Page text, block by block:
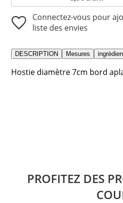
Connectez-vous pour
liste des envies
DESCRIPTION Mesures
Hostie diamètre 7cm bord
PROFITEZ DES